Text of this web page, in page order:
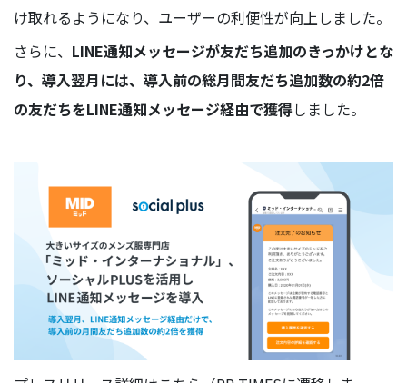
け取れるようになり、ユーザーの利便性が向上しました。
さらに、 LINE通知メッセージが友だち追加のきっかけとな
り、導入翌月には、導入前の総月間友だち追加数の約2倍
の友だちをLINE通知メッセージ経由で獲得しました。